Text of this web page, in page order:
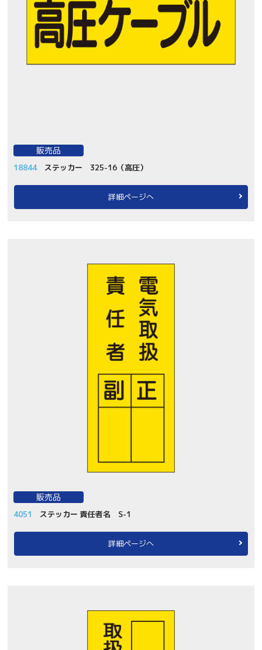
販売品
18844 ステッカー 325-16（高圧）
詳細ページへ
販売品
4051 ステッカー 責任者名 S-1
詳細ページへ